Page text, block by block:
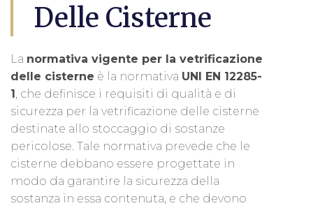
Delle Cisterne
La normativa vigente per la vetrificazione
delle cisterne è la normativa UNI EN 12285-
1 , che definisce i requisiti di qualità e di
sicurezza per la vetrificazione delle cisterne
destinate allo stoccaggio di sostanze
pericolose. Tale normativa prevede che le
cisterne debbano essere progettate in
modo da garantire la sicurezza della
sostanza in essa contenuta, e che devono